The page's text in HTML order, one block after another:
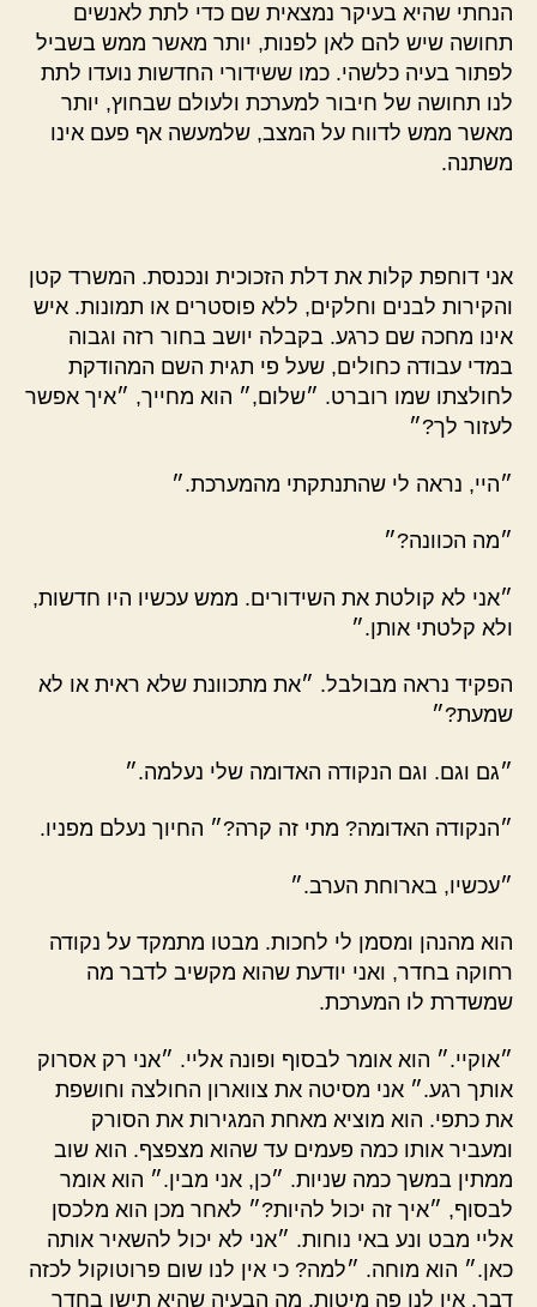
הנחתי שהיא בעיקר נמצאית שם כדי לתת לאנשים
תחושה שיש להם לאן לפנות, יותר מאשר ממש בשביל
לפתור בעיה כלשהי. כמו ששידורי החדשות נועדו לתת
לנו תחושה של חיבור למערכת ולעולם שבחוץ, יותר
מאשר ממש לדווח על המצב, שלמעשה אף פעם אינו
משתנה.
אני דוחפת קלות את דלת הזכוכית ונכנסת. המשרד קטן
והקירות לבנים וחלקים, ללא פוסטרים או תמונות. איש
אינו מחכה שם כרגע. בקבלה יושב בחור רזה וגבוה
במדי עבודה כחולים, שעל פי תגית השם המהודקת
לחולצתו שמו רוברט. ״שלום,״ הוא מחייך, ״איך אפשר
לעזור לך?״
״היי, נראה לי שהתנתקתי מהמערכת.״
״מה הכוונה?״
״אני לא קולטת את השידורים. ממש עכשיו היו חדשות,
ולא קלטתי אותן.״
הפקיד נראה מבולבל. ״את מתכוונת שלא ראית או לא
שמעת?״
״גם וגם. וגם הנקודה האדומה שלי נעלמה.״
״הנקודה האדומה? מתי זה קרה?״ החיוך נעלם מפניו.
״עכשיו, בארוחת הערב.״
הוא מהנהן ומסמן לי לחכות. מבטו מתמקד על נקודה
רחוקה בחדר, ואני יודעת שהוא מקשיב לדבר מה
שמשדרת לו המערכת.
״אוקיי.״ הוא אומר לבסוף ופונה אליי. ״אני רק אסרוק
אותך רגע.״ אני מסיטה את צווארון החולצה וחושפת
את כתפי. הוא מוציא מאחת המגירות את הסורק
ומעביר אותו כמה פעמים עד שהוא מצפצף. הוא שוב
ממתין במשך כמה שניות. ״כן, אני מבין.״ הוא אומר
לבסוף, ״איך זה יכול להיות?״ לאחר מכן הוא מלכסן
אליי מבט ונע באי נוחות. ״אני לא יכול להשאיר אותה
כאן.״ הוא מוחה. ״למה? כי אין לנו שום פרוטוקול לכזה
דבר. אין לנו פה מיטות. מה הבעיה שהיא תישן בחדר